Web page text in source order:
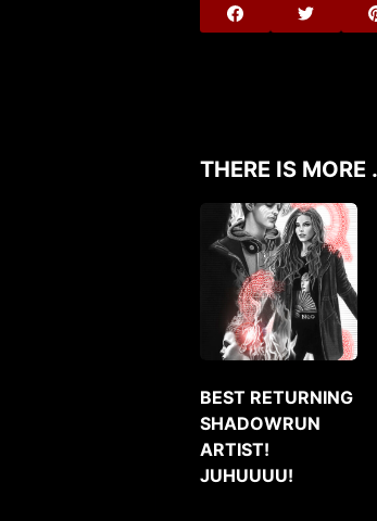
THERE IS MORE
BEST RETURNING
SHADOWRUN
ARTIST!
JUHUUUU!